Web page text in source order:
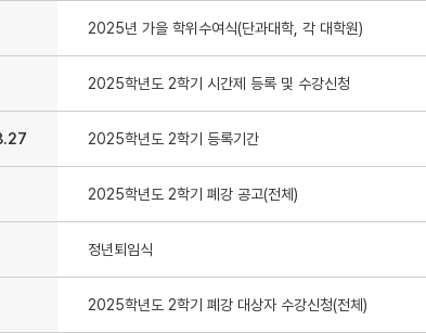
2025년 가을 학위수여식(단과대학, 각 대학원)
2025학년도 2학기 시간제 등록 및 수강신청
2025학년도 2학기 등록기간
2025학년도 2학기 폐강 공고(전체)
정년퇴임식
2025학년도 2학기 폐강 대상자 수강신청(전체)